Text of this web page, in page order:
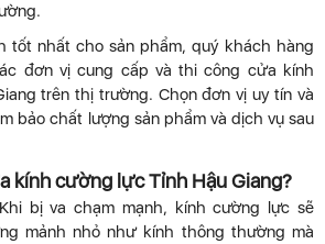
tốt nhất cho sản phẩm, quý khách hàng
đơn vị cung cấp và thi công cửa kính
trên thị trường. Chọn đơn vị uy tín và
bảo chất lượng sản phẩm và dịch vụ sau
kính cường lực Tỉnh Hậu Giang?
bị va chạm mạnh, kính cường lực sẽ
mảnh nhỏ như kính thông thường mà